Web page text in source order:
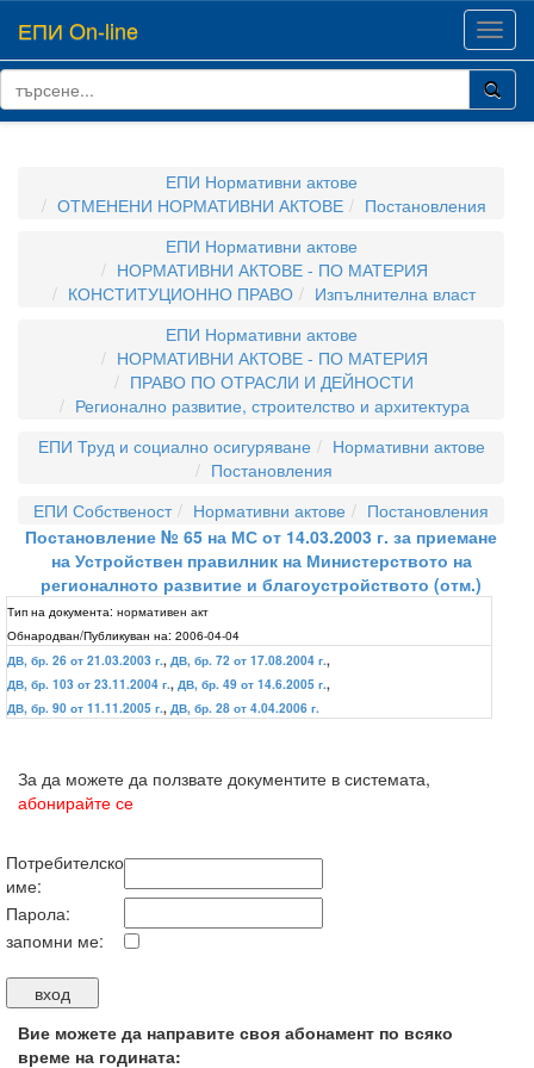
ЕПИ On-line
ЕПИ Нормативни актове
ОТМЕНЕНИ НОРМАТИВНИ АКТОВЕ
Постановления
ЕПИ Нормативни актове
НОРМАТИВНИ АКТОВЕ - ПО МАТЕРИЯ
КОНСТИТУЦИОННО ПРАВО
Изпълнителна власт
ЕПИ Нормативни актове
НОРМАТИВНИ АКТОВЕ - ПО МАТЕРИЯ
ПРАВО ПО ОТРАСЛИ И ДЕЙНОСТИ
Регионално развитие, строителство и архитектура
ЕПИ Труд и социално осигуряване
Нормативни актове
Постановления
ЕПИ Собственост
Нормативни актове
Постановления
Постановление № 65 на МС от 14.03.2003 г. за приемане
на Устройствен правилник на Министерството на
регионалното развитие и благоустройството (отм.)
Тип на документа: нормативен акт
Обнародван/Публикуван на: 2006-04-04
ДВ, бр. 26 от 21.03.2003 г., ДВ, бр. 72 от 17.08.2004 г.,
ДВ, бр. 103 от 23.11.2004 г., ДВ, бр. 49 от 14.6.2005 г.,
ДВ, бр. 90 от 11.11.2005 г., ДВ, бр. 28 от 4.04.2006 г.
За да можете да ползвате документите в системата,
абонирайте се
Потребителско
име:
Парола:
запомни ме:
Вие можете да направите своя абонамент по всяко
време на годината: